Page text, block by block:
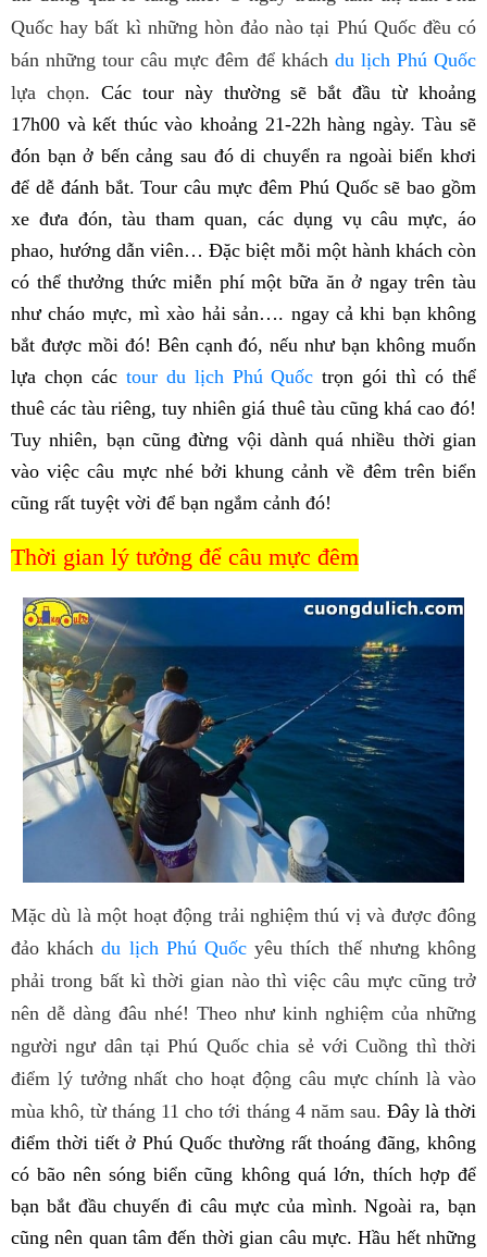
Quốc hay bất kì những hòn đảo nào tại Phú Quốc đều có
bán những tour câu mực đêm để khách du lịch Phú Quốc
lựa chọn. Các tour này thường sẽ bắt đầu từ khoảng
17h00 và kết thúc vào khoảng 21-22h hàng ngày. Tàu sẽ
đón bạn ở bến cảng sau đó di chuyển ra ngoài biển khơi
để dễ đánh bắt. Tour câu mực đêm Phú Quốc sẽ bao gồm
xe đưa đón, tàu tham quan, các dụng vụ câu mực, áo
phao, hướng dẫn viên… Đặc biệt mỗi một hành khách còn
có thể thưởng thức miễn phí một bữa ăn ở ngay trên tàu
như cháo mực, mì xào hải sản…. ngay cả khi bạn không
bắt được mồi đó! Bên cạnh đó, nếu như bạn không muốn
lựa chọn các tour du lịch Phú Quốc trọn gói thì có thể
thuê các tàu riêng, tuy nhiên giá thuê tàu cũng khá cao đó!
Tuy nhiên, bạn cũng đừng vội dành quá nhiều thời gian
vào việc câu mực nhé bởi khung cảnh về đêm trên biển
cũng rất tuyệt vời để bạn ngắm cảnh đó!
Thời gian lý tưởng để câu mực đêm
Mặc dù là một hoạt động trải nghiệm thú vị và được đông
đảo kháchdu lịch Phú Quốcyêu thích thế nhưng không
phải trong bất kì thời gian nào thì việc câu mực cũng trở
nên dễ dàng đâu nhé! Theo như kinh nghiệm của những
người ngư dân tại Phú Quốc chia sẻ với Cuồng thì thời
điểm lý tưởng nhất cho hoạt động câu mực chính là vào
mùa khô, từ tháng 11 cho tới tháng 4 năm sau. Đây là thời
điểm thời tiết ở Phú Quốc thường rất thoáng đãng, không
có bão nên sóng biển cũng không quá lớn, thích hợp để
bạn bắt đầu chuyến đi câu mực của mình. Ngoài ra, bạn
cũng nên quan tâm đến thời gian câu mực. Hầu hết những